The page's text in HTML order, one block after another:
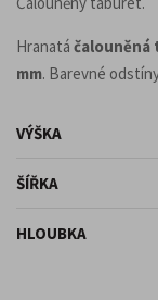
Hranatá
mm. Barevné
VÝŠKA
ŠÍŘKA
HLOUBKA